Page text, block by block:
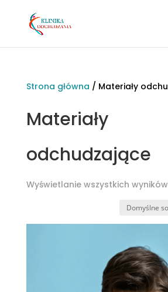
Strona główna / Materiały
Materiały
odchudzające
Wyświetlanie wszystkich